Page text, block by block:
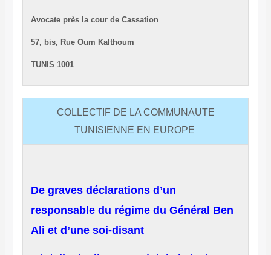
Avocate près la cour de Cassation
57, bis, Rue Oum Kalthoum
TUNIS 1001
COLLECTIF DE LA COMMUNAUTE
TUNISIENNE EN EUROPE
De graves déclarations d’un
responsable du régime du Général Ben
Ali et d’une soi-disant